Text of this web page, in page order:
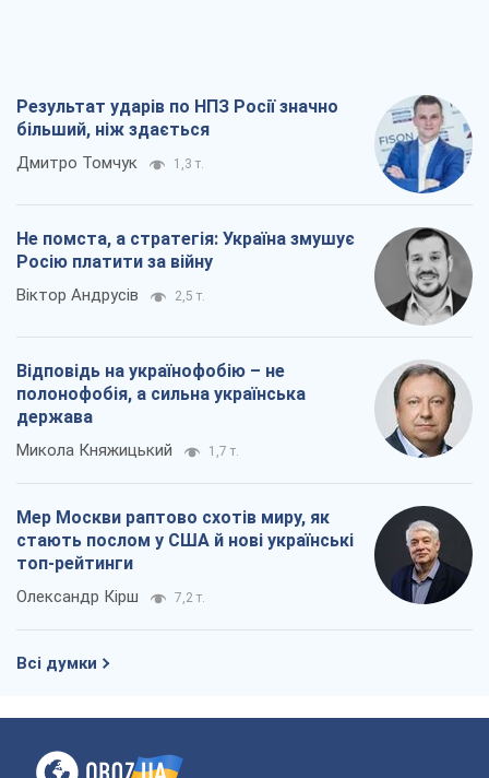
Результат ударів по НПЗ Росії значно
більший, ніж здається
Дмитро Томчук 1,3 т.
Не помста, а стратегія: Україна змушує
Росію платити за війну
Віктор Андрусів 2,5 т.
Відповідь на українофобію – не
полонофобія, а сильна українська
держава
Микола Княжицький 1,7 т.
Мер Москви раптово схотів миру, як
стають послом у США й нові українські
топ-рейтинги
Олександр Кірш 7,2 т.
Всі думки